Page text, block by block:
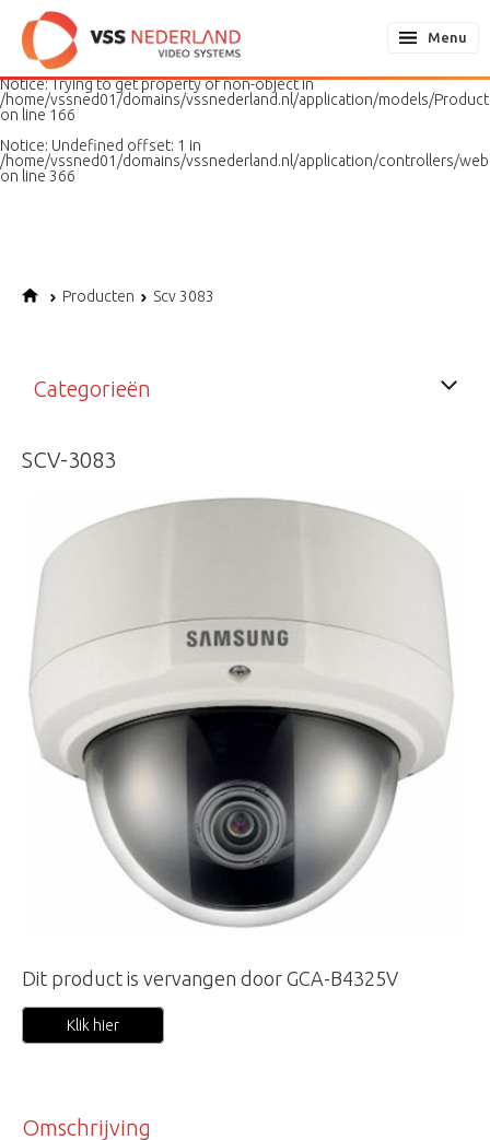
Notice: Undefined variable: page in
/home/vssned01/domains/vssnederland.nl/application/models/
on line
187
Notice: Trying to get property of non-object in
/home/vssned01/domains/vssnederland.nl/application/models/
on line 166
Notice: Undefined offset: 1 in
/home/vssned01/domains/vssnederland.nl/application/controllers/
on line 366
Menu
Producten Scv 3083
Categorieën
SCV-3083
Dit product is vervangen door GCA-B4325V
Klik hier
Omschrijving